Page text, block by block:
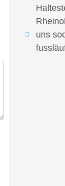
uns